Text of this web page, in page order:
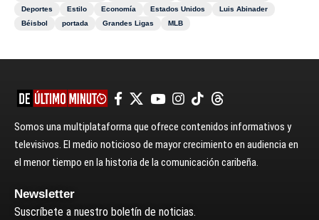
Deportes
Estilo Economía Estados Unidos
Luis Abinader
Béisbol
portada Grandes Ligas MLB
Somos una multiplataforma que ofrece contenidos informativos y
televisivos. El medio noticioso de mayor crecimiento en audiencia en
el menor tiempo en la historia de la comunicación caribeña.
Newsletter
Suscríbete a nuestro boletín de noticias.